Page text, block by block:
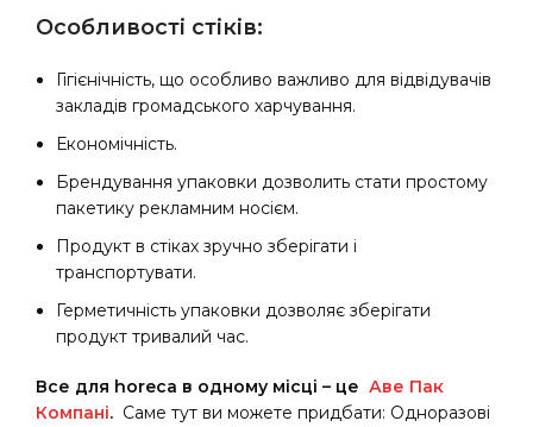
Особливості стіків:
Гігієнічність, що особливо важливо для відвідувачів
закладів громадського харчування.
Економічність.
Брендування упаковки дозволить стати простому
пакетику рекламним носієм.
Продукт в стіках зручно зберігати і
транспортувати.
Герметичність упаковки дозволяє зберігати
продукт тривалий час.
Все для horeca в одному місці – це Аве Пак
Компані. Саме тут ви можете придбати: Одноразові